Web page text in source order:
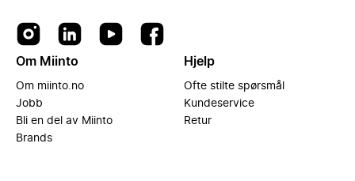
Om Miinto
Om miinto.no
Jobb
Bli en del av Miinto
Brands
Hjelp
Ofte stilte spørsmål
Kundeservice
Retur